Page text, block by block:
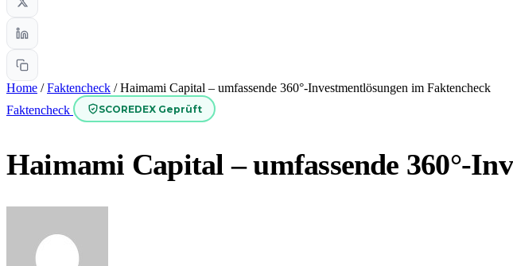
Home / Faktencheck / Haimami Capital – umfassende 360°-Investmentlösungen im Faktencheck
Faktencheck
SCOREDEX Geprüft
Haimami Capital – umfassende 360°-